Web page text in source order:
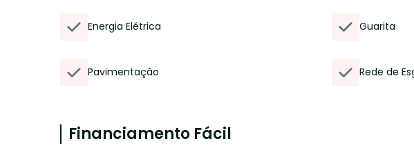
Energia Elétrica Guarita
Pavimentação Rede de
Financiamento Fácil